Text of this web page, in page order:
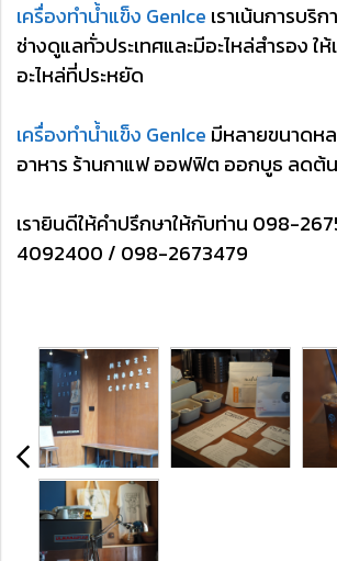
เครื่องทำน้ำแข็ง GenIce เราเน้นการบริ
ช่างดูแลทั่วประเทศและมีอะไหล่สำรอง ให้
อะไหล่ที่ประหยัด
เครื่องทำน้ำแข็ง GenIce มีหลายขนาดห
อาหาร ร้านกาแฟ ออฟฟิต ออกบูธ ลดต้น
เรายินดีให้คำปรึกษาให้กับท่าน 098-
4092400 / 098-2673479